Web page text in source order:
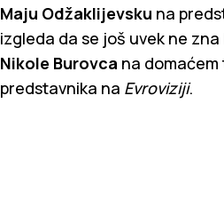
Maju Odžaklijevsku na
izgleda da se još uvek ne
Nikole Burovca na
predstavnika na Evroviziji.